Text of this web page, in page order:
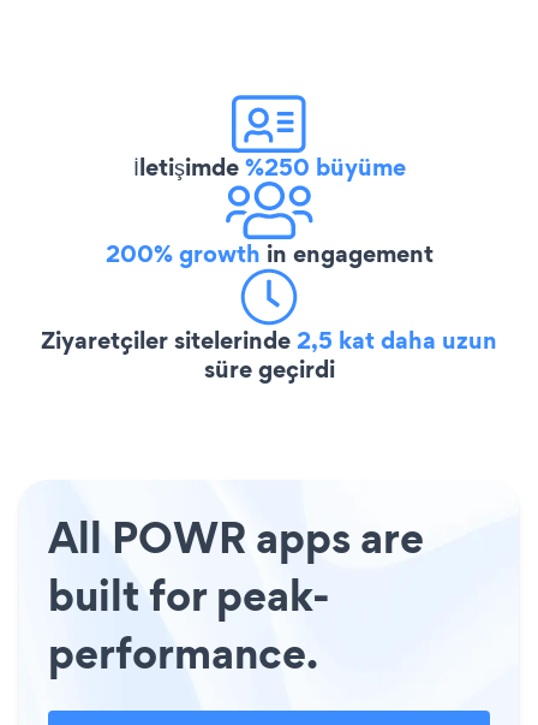
İletişimde%250 büyüme
200% growth in engagement
Ziyaretçiler sitelerinde2,5 kat daha uzun
süre geçirdi
All POWR apps are
built for peak-
performance.